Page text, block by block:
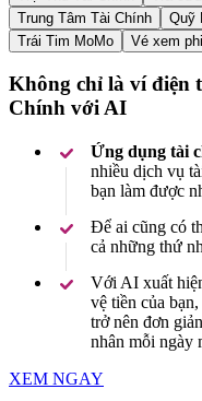
Trung Tâm Tài Chính
Quỹ
Trái Tim MoMo
Vé xem
Không chỉ là ví điện
Chính với AI
Ứng dụng tài
nhiều dịch vụ
bạn làm được
Để ai cũng có
cả những thứ
Với AI xuất
vệ tiền của
trở nên đơn
nhân mỗi ngày
XEM NGAY